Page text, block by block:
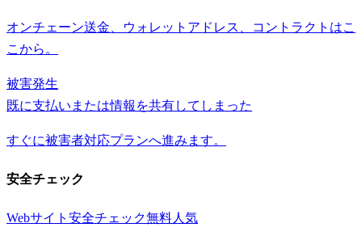
オンチェーン送金、ウォレットアドレス、コントラクトはこ
こから。
被害発生
既に支払いまたは情報を共有してしまった
すぐに被害者対応プランへ進みます。
安全チェック
Webサイト安全チェック無料人気